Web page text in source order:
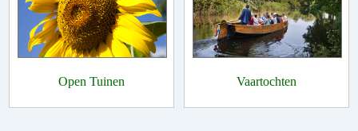
Open Tuinen Vaartochten